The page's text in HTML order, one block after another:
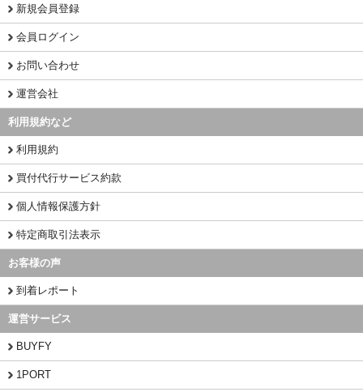
新規会員登録
会員ログイン
お問い合わせ
運営会社
利用規約など
利用規約
買付代行サービス約款
個人情報保護方針
特定商取引法表示
お客様の声
到着レポート
運営サービス
BUYFY
1PORT